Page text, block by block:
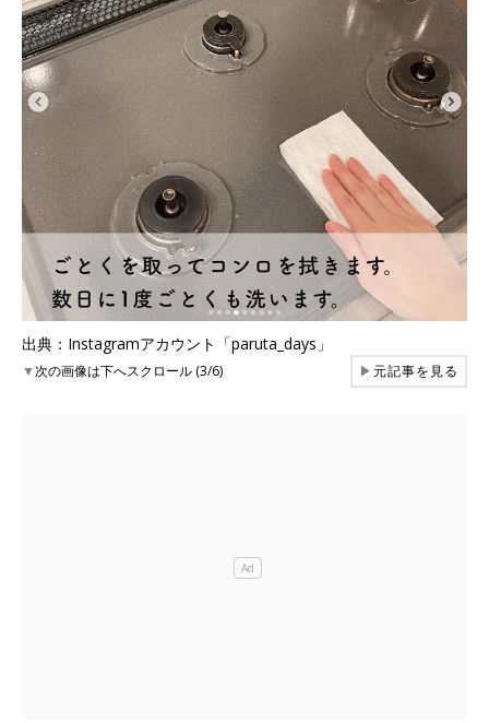
出典：Instagramアカウント「paruta_days」
▼次の画像は下へスクロール (3/6) ▶元記事を見る